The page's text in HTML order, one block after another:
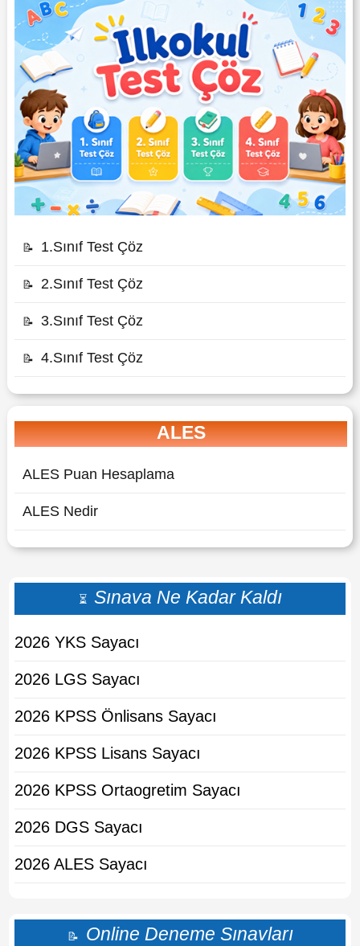
📝 1.Sınıf Test Çöz
📝 2.Sınıf Test Çöz
📝 3.Sınıf Test Çöz
📝 4.Sınıf Test Çöz
ALES
ALES Puan Hesaplama
ALES Nedir
⏳ Sınava Ne Kadar Kaldı
2026 YKS Sayacı
2026 LGS Sayacı
2026 KPSS Önlisans Sayacı
2026 KPSS Lisans Sayacı
2026 KPSS Ortaogretim Sayacı
2026 DGS Sayacı
2026 ALES Sayacı
📝 Online Deneme Sınavları